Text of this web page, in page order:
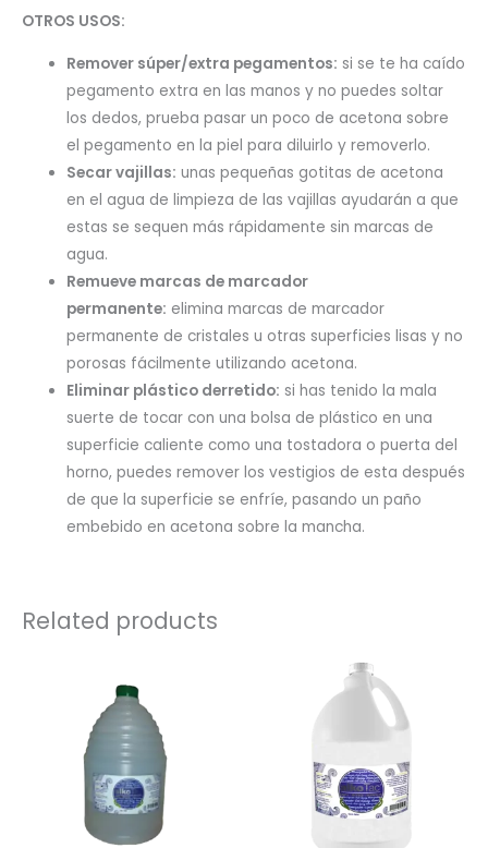
OTROS USOS:
Remover súper/extra pegamentos: si se te ha caído
pegamento extra en las manos y no puedes soltar
los dedos, prueba pasar un poco de acetona sobre
el pegamento en la piel para diluirlo y removerlo.
Secar vajillas: unas pequeñas gotitas de acetona
en el agua de limpieza de las vajillas ayudarán a que
estas se sequen más rápidamente sin marcas de
agua.
Remueve marcas de marcador
permanente: elimina marcas de marcador
permanente de cristales u otras superficies lisas y no
porosas fácilmente utilizando acetona.
Eliminar plástico derretido: si has tenido la mala
suerte de tocar con una bolsa de plástico en una
superficie caliente como una tostadora o puerta del
horno, puedes remover los vestigios de esta después
de que la superficie se enfríe, pasando un paño
embebido en acetona sobre la mancha.
Related products